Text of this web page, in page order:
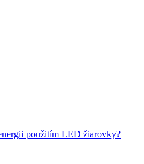
použitím LED žiarovky?